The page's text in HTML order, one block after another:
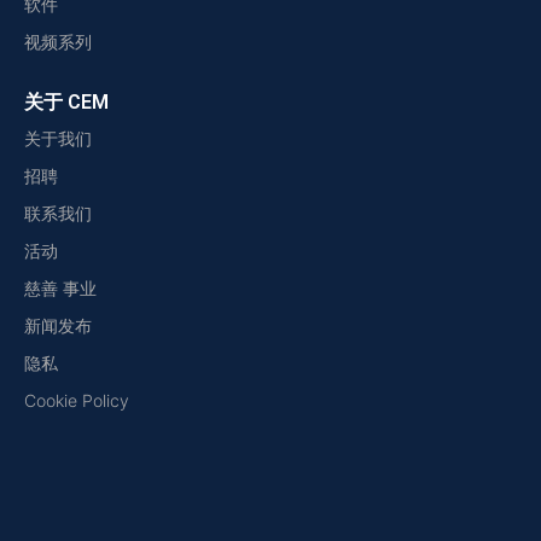
软件
视频系列
关于 CEM
关于我们
招聘
联系我们
活动
慈善 事业
新闻发布
隐私
Cookie Policy